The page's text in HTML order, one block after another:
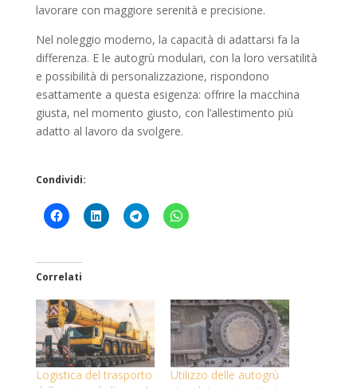
lavorare con maggiore serenità e precisione.
Nel noleggio moderno, la capacità di adattarsi fa la
differenza. E le autogrù modulari, con la loro versatilità
e possibilità di personalizzazione, rispondono
esattamente a questa esigenza: offrire la macchina
giusta, nel momento giusto, con l’allestimento più
adatto al lavoro da svolgere.
Condividi:
Correlati
Logistica del trasporto
Utilizzo delle autogrù